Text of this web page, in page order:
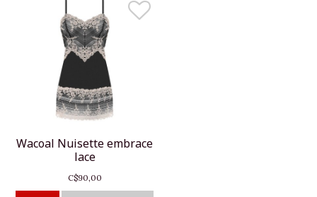
Wacoal Nuisette embrace
lace
C$90,00